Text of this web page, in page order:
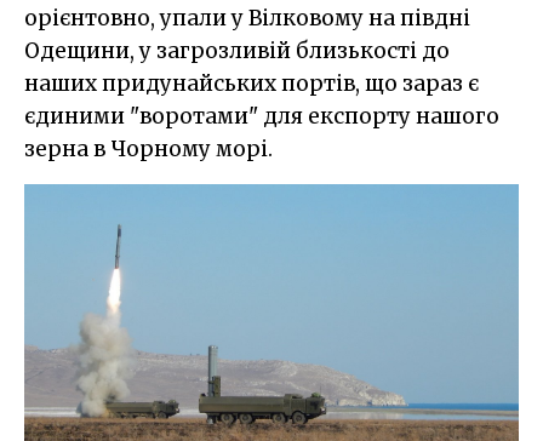
орієнтовно, упали у Вілковому на півдні
Одещини, у загрозливій близькості до
наших придунайських портів, що зараз є
єдиними "воротами" для експорту нашого
зерна в Чорному морі.